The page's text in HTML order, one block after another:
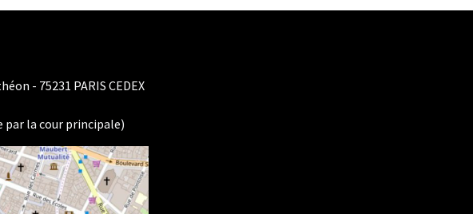
- 75231 PARIS CEDEX
par la cour principale)